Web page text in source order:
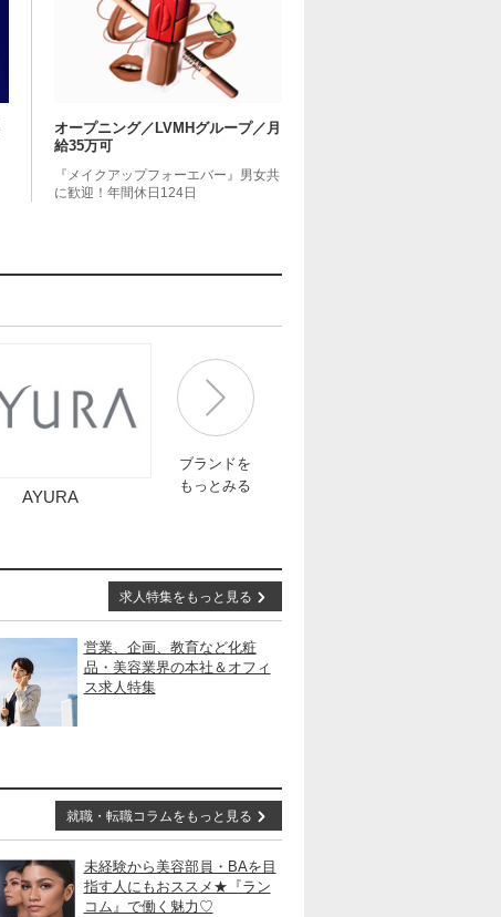
オープニング／LVMHグループ／月
給35万可
『メイクアップフォーエバー』男女共
に歓迎！年間休日124日
AYURA
ブランドを
もっとみる
営業、企画、教育など化粧
品・美容業界の本社＆オフィ
ス求人特集
求人特集をもっと見る
未経験から美容部員・BAを目
指す人にもおススメ★『ラン
コム』で働く魅力♡
就職・転職コラムをもっと見る